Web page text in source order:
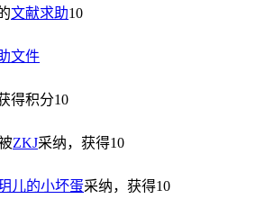
文献求助10
文件
得积分10
ZKJ采纳，获得10
儿的小坏蛋采纳，获得10